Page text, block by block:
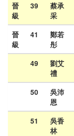
晉
級
39
蔡承
采
晉
級
41
鄭若
彤
49
劉艾
禮
50
吳沛
恩
51
吳香
林